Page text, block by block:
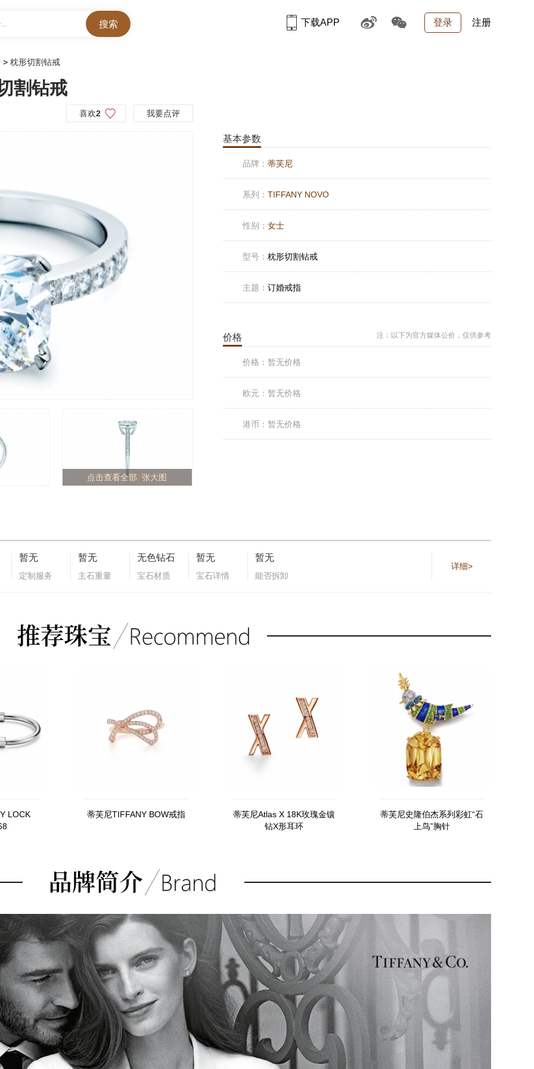
登录 注册
下载APP
> 枕形切割钻戒
割钻戒
喜欢2 我要点评
点击查看全部7张大图
基本参数
品牌： 蒂芙尼
系列： TIFFANY NOVO
性别： 女士
型号： 枕形切割钻戒
主题： 订婚戒指
价格 注：以下为官方媒体公价，仅供参考
价格： 暂无价格
欧元： 暂无价格
港币： 暂无价格
暂无
定制服务
暂无
主石重量
无色钻石
宝石材质
暂无
宝石详情
暂无
能否拆卸
详细>
LOCK
蒂芙尼TIFFANY BOW戒指
蒂芙尼Atlas X 18K玫瑰金镶
钻X形耳环
蒂芙尼史隆伯杰系列彩虹“石
上鸟”胸针